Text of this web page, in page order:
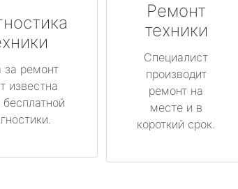
за ремонт
известна
бесплатной
Ремонт
техники
Специалист
производит
ремонт на
месте и в
короткий срок.